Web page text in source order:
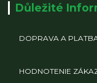
Důležité
DOPRAVA A
HODNOTENIE